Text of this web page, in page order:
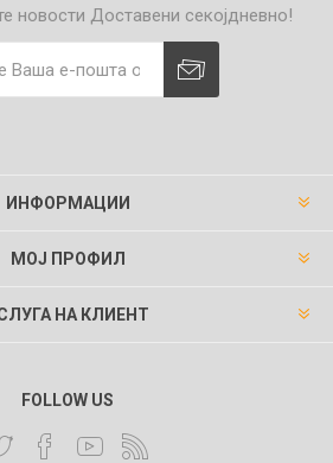
новости Доставени секојдневно!
ИНФОРМАЦИИ
МОЈ ПРОФИЛ
НА КЛИЕНТ
FOLLOW US